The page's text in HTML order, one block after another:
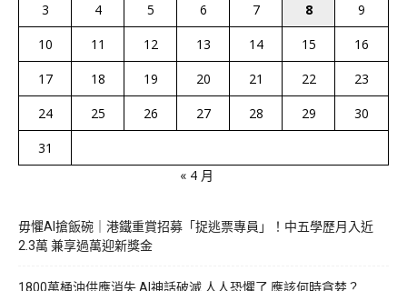
3
4 5 6 7 8
9
10
11 12 13 14 15
16
17
18 19 20 21 22
23
24
25 26 27 28 29
30
31
« 4 月
毋懼AI搶飯碗｜港鐵重賞招募「捉逃票專員」！中五學歷月入近
2.3萬 兼享過萬迎新獎金
1800萬桶油供應消失 AI神話破滅 人人恐懼了 應該何時貪婪？